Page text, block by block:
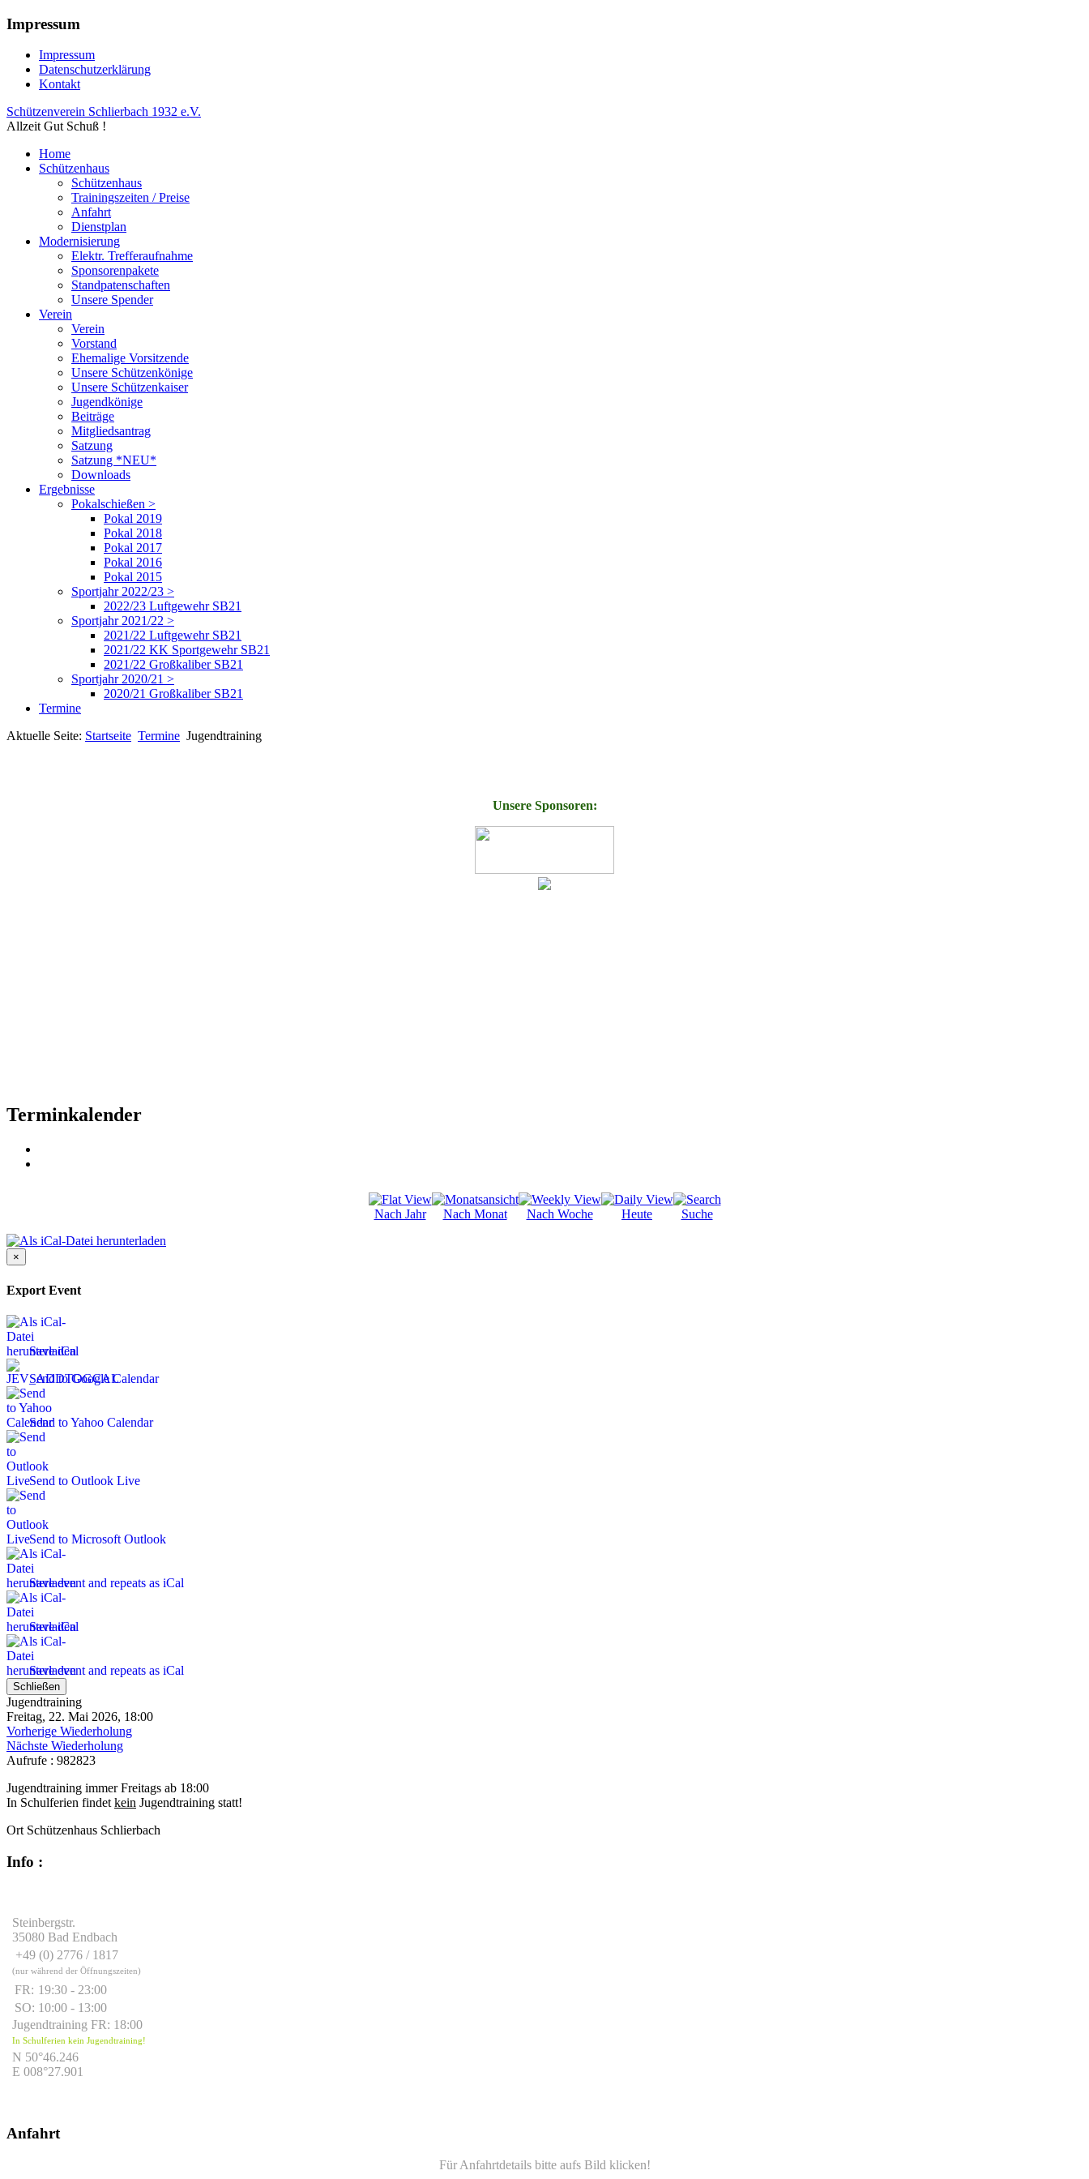
Impressum
Impressum
Datenschutzerklärung
Kontakt
Schützenverein Schlierbach 1932 e.V.
Allzeit Gut Schuß !
Home
Schützenhaus
Schützenhaus
Trainingszeiten / Preise
Anfahrt
Dienstplan
Modernisierung
Elektr. Trefferaufnahme
Sponsorenpakete
Standpatenschaften
Unsere Spender
Verein
Verein
Vorstand
Ehemalige Vorsitzende
Unsere Schützenkönige
Unsere Schützenkaiser
Jugendkönige
Beiträge
Mitgliedsantrag
Satzung
Satzung *NEU*
Downloads
Ergebnisse
Pokalschießen >
Pokal 2019
Pokal 2018
Pokal 2017
Pokal 2016
Pokal 2015
Sportjahr 2022/23 >
2022/23 Luftgewehr SB21
Sportjahr 2021/22 >
2021/22 Luftgewehr SB21
2021/22 KK Sportgewehr SB21
2021/22 Großkaliber SB21
Sportjahr 2020/21 >
2020/21 Großkaliber SB21
Termine
Aktuelle Seite: Startseite Termine Jugendtraining
Unsere Sponsoren:
Terminkalender
Nach Jahr Nach Monat Nach Woche Heute Suche
×
Export Event
Save iCal
Send to Google Calendar
Send to Yahoo Calendar
Send to Outlook Live
Send to Microsoft Outlook
Save event and repeats as iCal
Save iCal
Save event and repeats as iCal
Schließen
Jugendtraining
Freitag, 22. Mai 2026, 18:00
Vorherige Wiederholung
Nächste Wiederholung
Aufrufe : 982823
Jugendtraining immer Freitags ab 18:00
In Schulferien findet kein Jugendtraining statt!
Ort Schützenhaus Schlierbach
Info :
Steinbergstr.
35080 Bad Endbach
+49 (0) 2776 / 1817
(nur während der Öffnungszeiten)
FR: 19:30 - 23:00
SO: 10:00 - 13:00
Jugendtraining FR: 18:00
In Schulferien kein Jugendtraining!
N 50°46.246
E 008°27.901
Anfahrt
Für Anfahrtdetails bitte aufs Bild klicken!